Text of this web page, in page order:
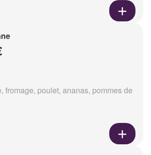
fromage, poulet, ananas, pommes de